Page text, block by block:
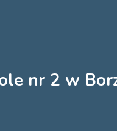
nr 2 w